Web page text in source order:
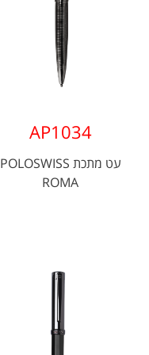
AP1034
עט מתכת POLOSWISS
ROMA